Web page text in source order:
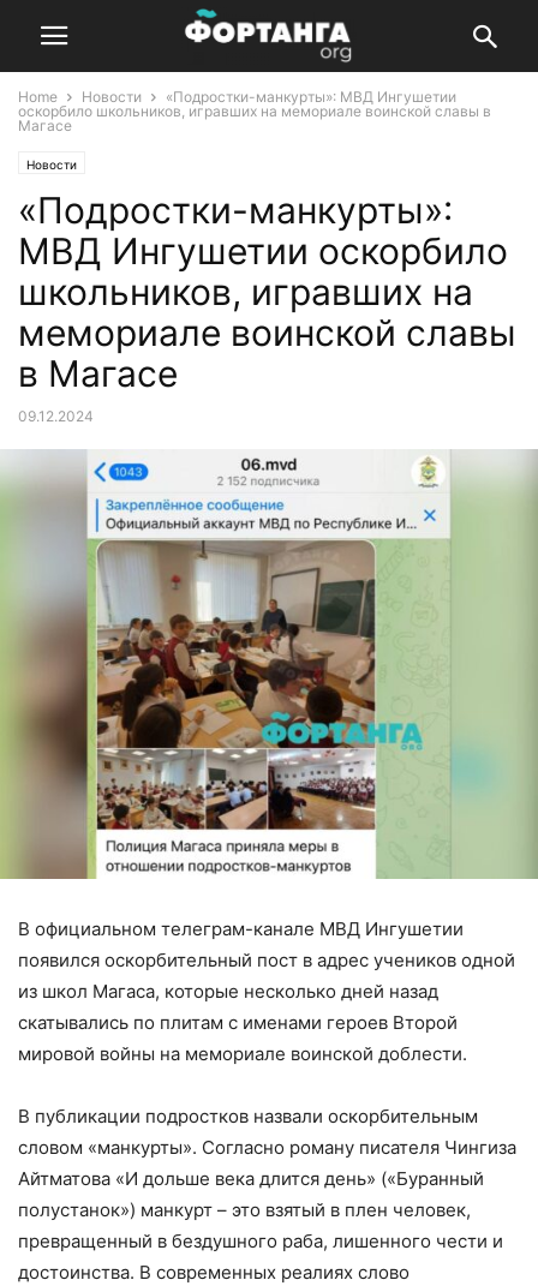
Home Новости
«Подростки-манкурты»: МВД Ингушетии
оскорбило школьников, игравших на мемориале воинской славы в
Магасе
Новости
«Подростки-манкурты»:
МВД Ингушетии оскорбило
школьников, игравших на
мемориале воинской славы
в Магасе
09.12.2024
В официальном телеграм-канале МВД Ингушетии
появился оскорбительный пост в адрес учеников одной
из школ Магаса, которые несколько дней назад
скатывались по плитам с именами героев Второй
мировой войны на мемориале воинской доблести.
В публикации подростков назвали оскорбительным
словом «манкурты». Согласно роману писателя Чингиза
Айтматова «И дольше века длится день» («Буранный
полустанок») манкурт – это взятый в плен человек,
превращенный в бездушного раба, лишенного чести и
достоинства. В современных реалиях слово